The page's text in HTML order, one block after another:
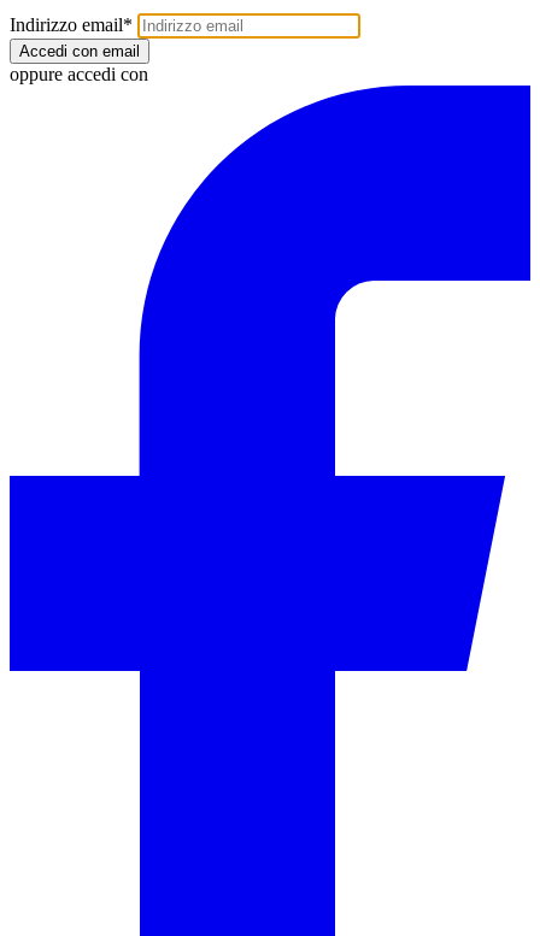
Indirizzo email*
Accedi con email
oppure accedi con